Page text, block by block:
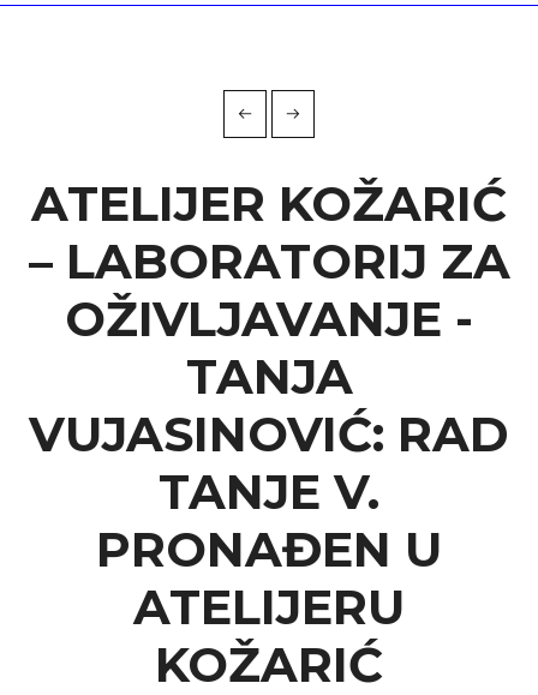
ATELIJER KOŽARIĆ
– LABORATORIJ ZA
OŽIVLJAVANJE -
TANJA
VUJASINOVIĆ: RAD
TANJE V.
PRONAĐEN U
ATELIJERU
KOŽARIĆ